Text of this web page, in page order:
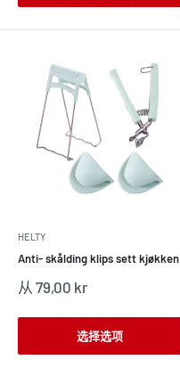
HELTY
Anti- skålding klips sett kjøkken
销
价
从 79,00 kr
选择选项